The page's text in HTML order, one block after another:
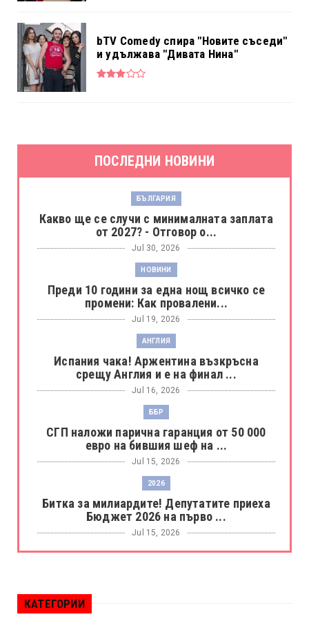
bTV Comedy спира "Новите съседи"
и удължава "Дивата Нина"
ПОСЛЕДНИ НОВИНИ
БЪЛГАРИЯ
Какво ще се случи с минималната заплата
от 2027? - Отговор о...
Jul 30, 2026
НОВИНИ
Преди 10 години за една нощ всичко се
промени: Как провалени...
Jul 19, 2026
АНГЛИЯ
Испания чака! Аржентина възкръсна
срещу Англия и е на финал ...
Jul 16, 2026
ББР
СГП наложи парична гаранция от 50 000
евро на бившия шеф на ...
Jul 15, 2026
2026
Битка за милиардите! Депутатите приеха
Бюджет 2026 на първо ...
Jul 15, 2026
БОРАЦ
КАТЕГОРИИ